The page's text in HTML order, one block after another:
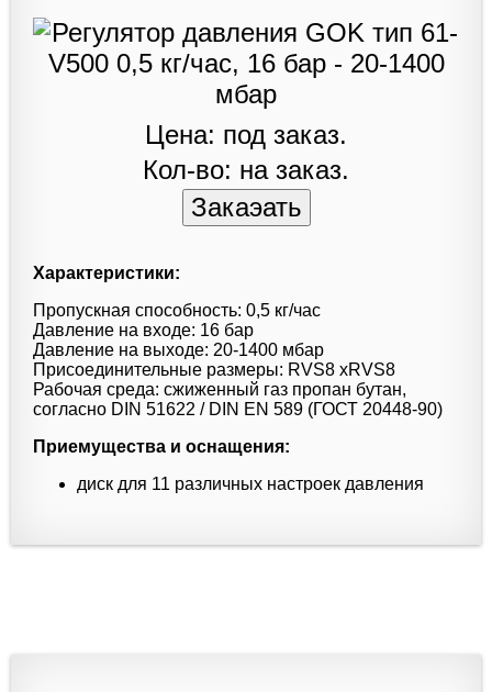
Цена: под заказ.
Кол-во: на заказ.
Характеристики:
Пропускная способность: 0,5 кг/час
Давление на входе: 16 бар
Давление на выходе: 20-1400 мбар
Присоединительные размеры: RVS8 xRVS8
Рабочая среда: сжиженный газ пропан бутан,
согласно DIN 51622 / DIN EN 589 (ГОСТ 20448-90)
Приемущества и оснащения:
диск для 11 различных настроек давления